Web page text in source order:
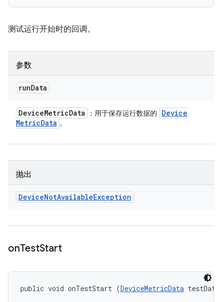
测试运行开始时的回调。
参数
runData
DeviceMetricData ：用于保存运行数据的
Device
MetricData 。
抛出
DeviceNotAvailableException
onTestStart
public void onTestStart (DeviceMetricData